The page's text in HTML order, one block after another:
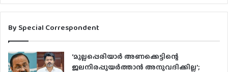
By Special Correspondent
‘മുല്ലപ്പെരിയാർ അണക്കെട്ടിന്റെ
ജലനിരപ്പുയർത്താൻ അനുവദിക്കില്ല’;